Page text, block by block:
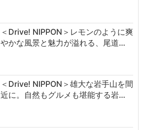
＜Drive! NIPPON＞レモンのように爽
やかな風景と魅力が溢れる、尾道…
＜Drive! NIPPON＞雄大な岩手山を間
近に。自然もグルメも堪能する岩…